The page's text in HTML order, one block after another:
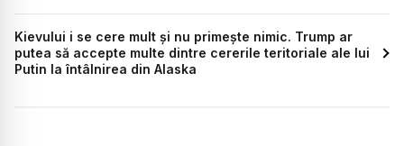
Kievului i se cere mult și nu primește nimic. Trump ar
putea să accepte multe dintre cererile teritoriale ale lui
Putin la întâlnirea din Alaska